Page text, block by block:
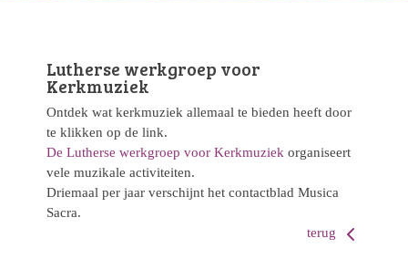
Lutherse werkgroep voor
Kerkmuziek
Ontdek wat kerkmuziek allemaal te bieden heeft door
te klikken op de link.
De Lutherse werkgroep voor Kerkmuziek organiseert
vele muzikale activiteiten.
Driemaal per jaar verschijnt het contactblad Musica
Sacra.
terug